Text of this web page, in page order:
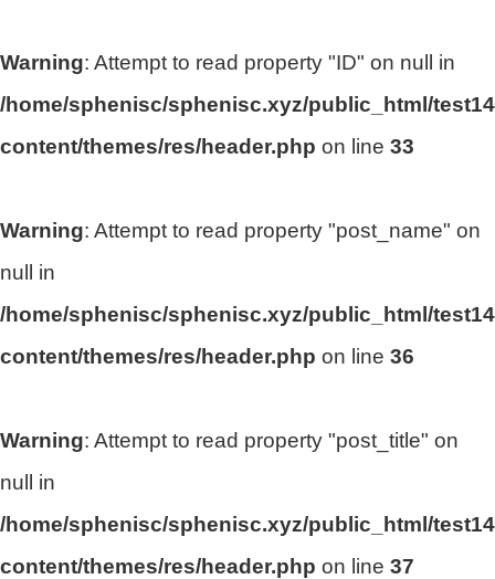
Warning: Attempt to read property "ID" on null in
/home/sphenisc/sphenisc.xyz/public_html/
content/themes/res/header.php on line 33
Warning: Attempt to read property "post_name" on
null in
/home/sphenisc/sphenisc.xyz/public_html/
content/themes/res/header.php on line 36
Warning: Attempt to read property "post_title" on
null in
/home/sphenisc/sphenisc.xyz/public_html/
content/themes/res/header.php on line 37